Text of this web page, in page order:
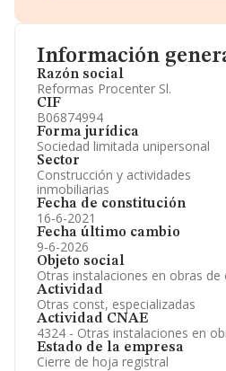
Información
Razón social
Reformas Procenter Sl.
CIF
B06874994
Forma jurídica
Sociedad limitada unipersonal
Sector
Construcción y actividades
inmobiliarias
Fecha de constitución
16-6-2021
Fecha último cambio
9-6-2026
Objeto social
Otras instalaciones en obras de
Actividad
Otras const, especializadas
Actividad CNAE
4324 - Otras instalaciones en
Estado de la empresa
Cierre de hoja registral
Información oficial y